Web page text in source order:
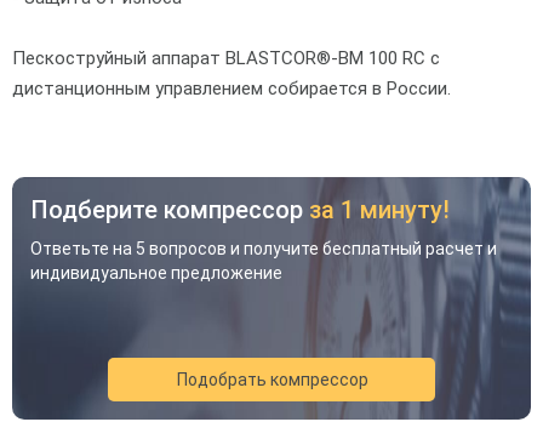
Пескоструйный аппарат BLASTCOR®-BM 100 RC с
дистанционным управлением собирается в России.
Подберите компрессор за 1 минуту!
Ответьте на 5 вопросов и получите бесплатный расчет и
индивидуальное предложение
Подобрать компрессор